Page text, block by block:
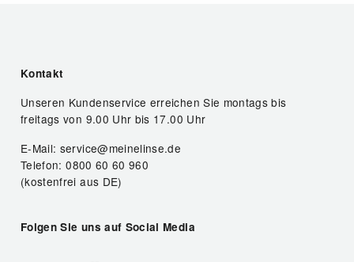
Kontakt
Unseren Kundenservice erreichen Sie montags bis
freitags von 9.00 Uhr bis 17.00 Uhr
E-Mail: service@meinelinse.de
Telefon: 0800 60 60 960
(kostenfrei aus DE)
Folgen Sie uns auf Social Media